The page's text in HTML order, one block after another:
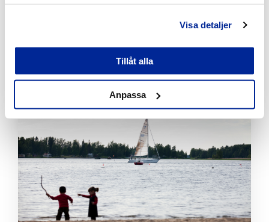
Visa detaljer
Tillåt alla
Anpassa
Tillfälliga trafikarrangemang vid Sikören samt i
Jakobsgatan
för
läsa
artikeln